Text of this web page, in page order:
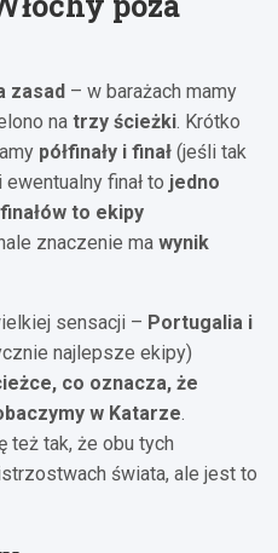
zasad – w barażach mamy
na trzy ścieżki. Krótko
półfinały i finał (jeśli tak
finał to jedno
to ekipy
znaczenie ma wynik
sensacji – Portugalia i
najlepsze ekipy)
co oznacza, że
w Katarze.
też tak, że obu tych
świata, ale jest to